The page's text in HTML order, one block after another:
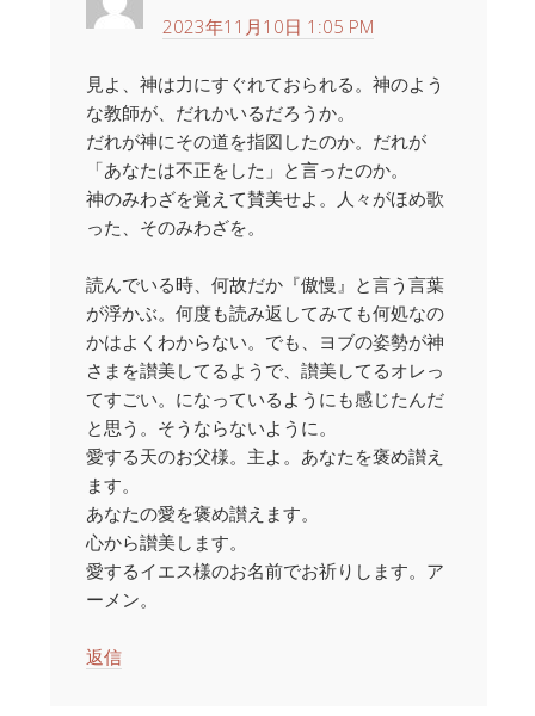
2023年11月10日 1:05 PM
見よ、神は力にすぐれておられる。神のよう
な教師が、だれかいるだろうか。
だれが神にその道を指図したのか。だれが
「あなたは不正をした」と言ったのか。
神のみわざを覚えて賛美せよ。人々がほめ歌
った、そのみわざを。
読んでいる時、何故だか『傲慢』と言う言葉
が浮かぶ。何度も読み返してみても何処なの
かはよくわからない。でも、ヨブの姿勢が神
さまを讃美してるようで、讃美してるオレっ
てすごい。になっているようにも感じたんだ
と思う。そうならないように。
愛する天のお父様。主よ。あなたを褒め讃え
ます。
あなたの愛を褒め讃えます。
心から讃美します。
愛するイエス様のお名前でお祈りします。ア
ーメン。
返信